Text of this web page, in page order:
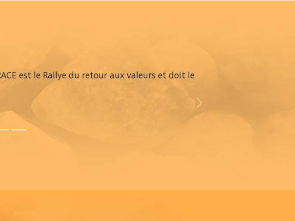
est le Rallye du retour aux valeurs et doit le
Next